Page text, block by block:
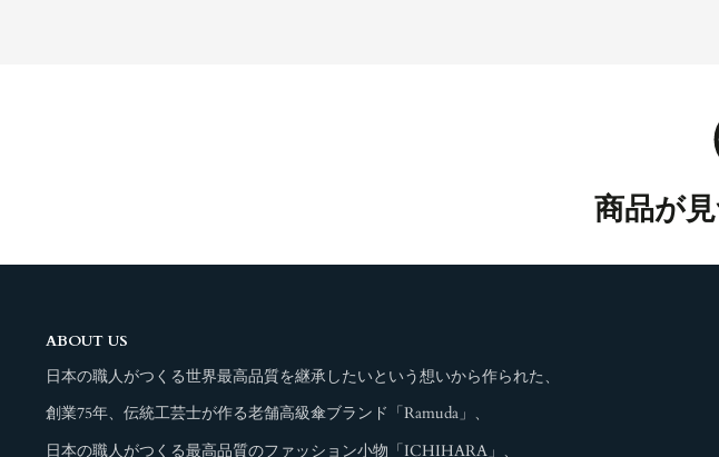
商品が
ABOUT US
日本の職人がつくる世界最高品質を継承したいという想いから作られた、
創業75年、伝統工芸士が作る老舗高級傘ブランド「Ramuda」、
日本の職人がつくる最高品質のファッション小物「ICHIHARA」、